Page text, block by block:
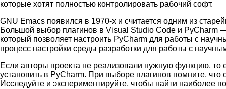
которые хотят полностью контролировать рабочий софт.
GNU Emacs появился в 1970-х и считается одним из
Большой выбор плагинов в Visual Studio Code и
который позволяет настроить PyCharm для работы с
процесс настройки среды разработки для работы с
Если авторы проекта не реализовали нужную функцию,
установить в PyCharm. При выборе плагинов помните, что
Исследуйте и экспериментируйте, чтобы найти наиболее